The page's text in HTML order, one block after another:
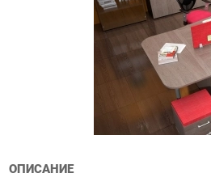
ОПИСАНИЕ